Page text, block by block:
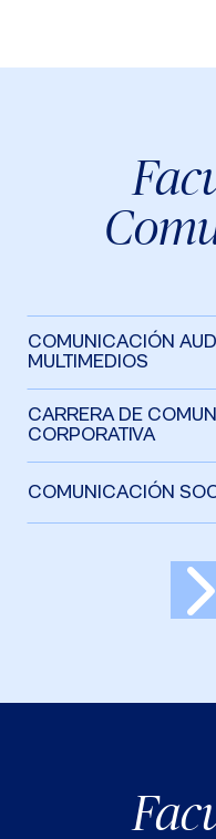
COMUNICACIÓN
MULTIMEDIOS
CARRERA DE
CORPORATIVA
COMUNICACIÓN